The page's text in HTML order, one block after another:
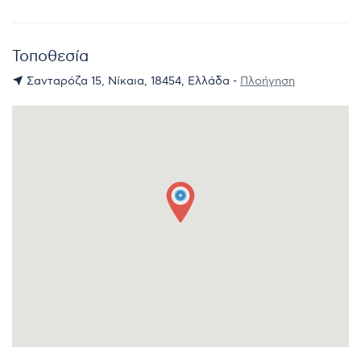
Τοποθεσία
Σανταρόζα 15, Νίκαια, 18454, Ελλάδα - Πλοήγηση